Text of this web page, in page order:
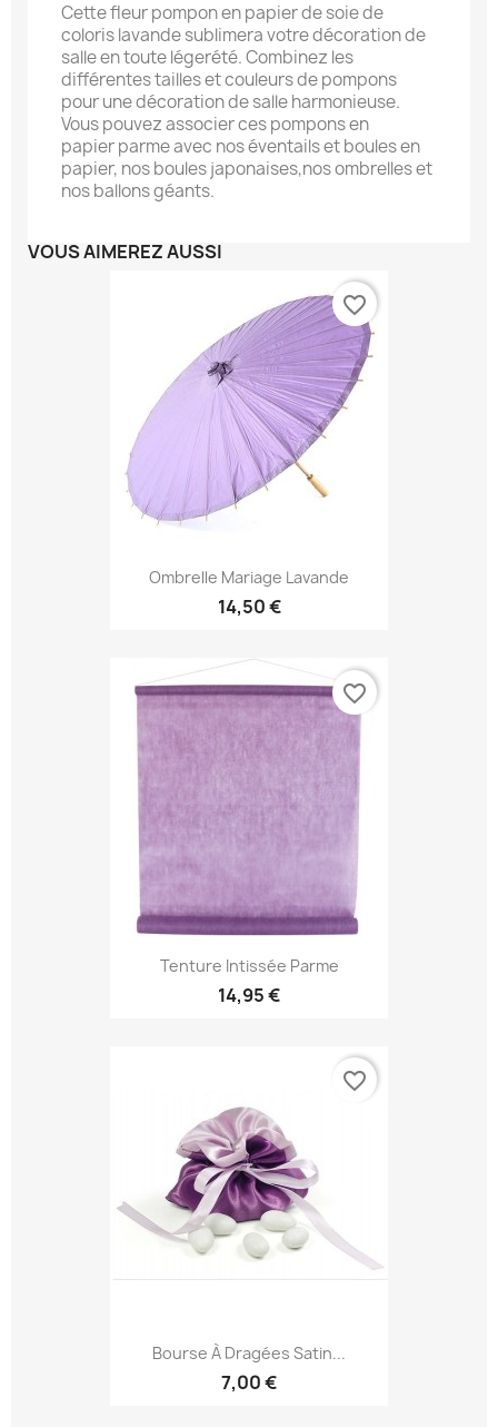
Cette fleur pompon en papier de soie de
coloris lavande sublimera votre décoration de
salle en toute légerété. Combinez les
différentes tailles et couleurs de pompons
pour une décoration de salle harmonieuse.
Vous pouvez associer ces pompons en
papier parme avec nos éventails et boules en
papier, nos boules japonaises,nos ombrelles et
nos ballons géants.
VOUS AIMEREZ AUSSI
Ombrelle Mariage Lavande
14,50 €
favorite_border
Tenture Intissée Parme
14,95 €
favorite_border
Bourse À Dragées Satin...
7,00 €
favorite_border